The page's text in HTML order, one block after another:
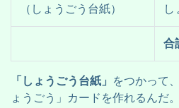
（しょうごう台紙） し
合
「しょうごう台紙」
をつかって
ょうごう」カードを作れるんだ。